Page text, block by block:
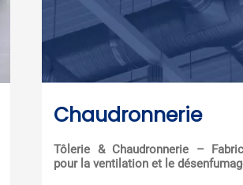
Chaudronnerie
Tôlerie & Chaudronnerie –
pour la ventilation et le